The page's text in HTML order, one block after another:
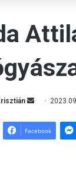
n
Facebook